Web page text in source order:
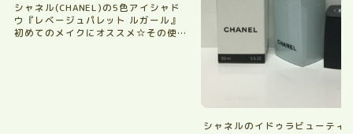
シャネル(CHANEL)の5色アイシャド
ウ『レベージュパレット ルガール』
初めてのメイクにオススメ☆その使
シャネルのイドゥラビューティ